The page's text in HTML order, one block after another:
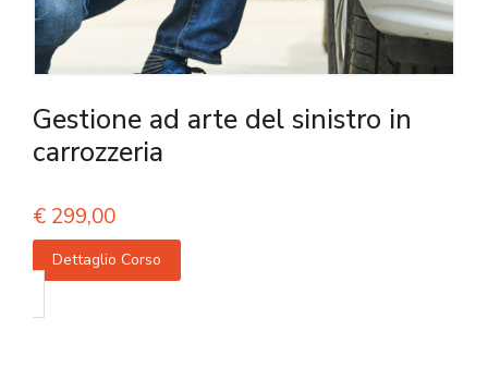
Gestione ad arte del sinistro in
carrozzeria
€ 299,00
Dettaglio Corso